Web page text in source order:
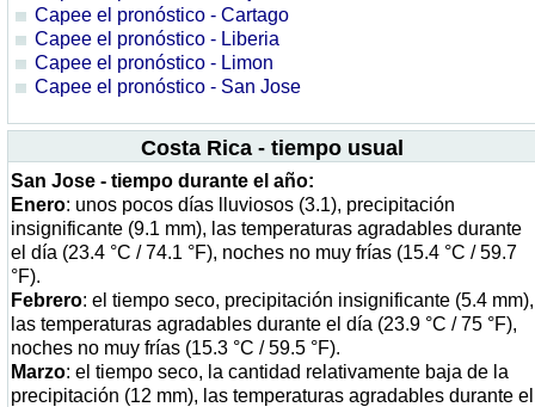
Capee el pronóstico - Cartago
Capee el pronóstico - Liberia
Capee el pronóstico - Limon
Capee el pronóstico - San Jose
Costa Rica - tiempo usual
San Jose - tiempo durante el año:
Enero: unos pocos días lluviosos (3.1), precipitación
insignificante (9.1 mm), las temperaturas agradables durante
el día (23.4 °C / 74.1 °F), noches no muy frías (15.4 °C / 59.7
°F).
Febrero: el tiempo seco, precipitación insignificante (5.4 mm),
las temperaturas agradables durante el día (23.9 °C / 75 °F),
noches no muy frías (15.3 °C / 59.5 °F).
Marzo: el tiempo seco, la cantidad relativamente baja de la
precipitación (12 mm), las temperaturas agradables durante el